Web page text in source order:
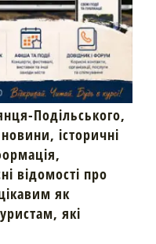
Подільського,
історичні
відомості про
як
які